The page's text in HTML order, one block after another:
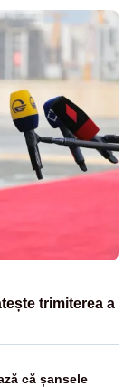
trimiterea a
că șansele